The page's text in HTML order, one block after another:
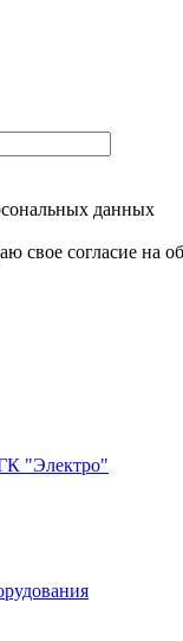
данных
свое согласие на